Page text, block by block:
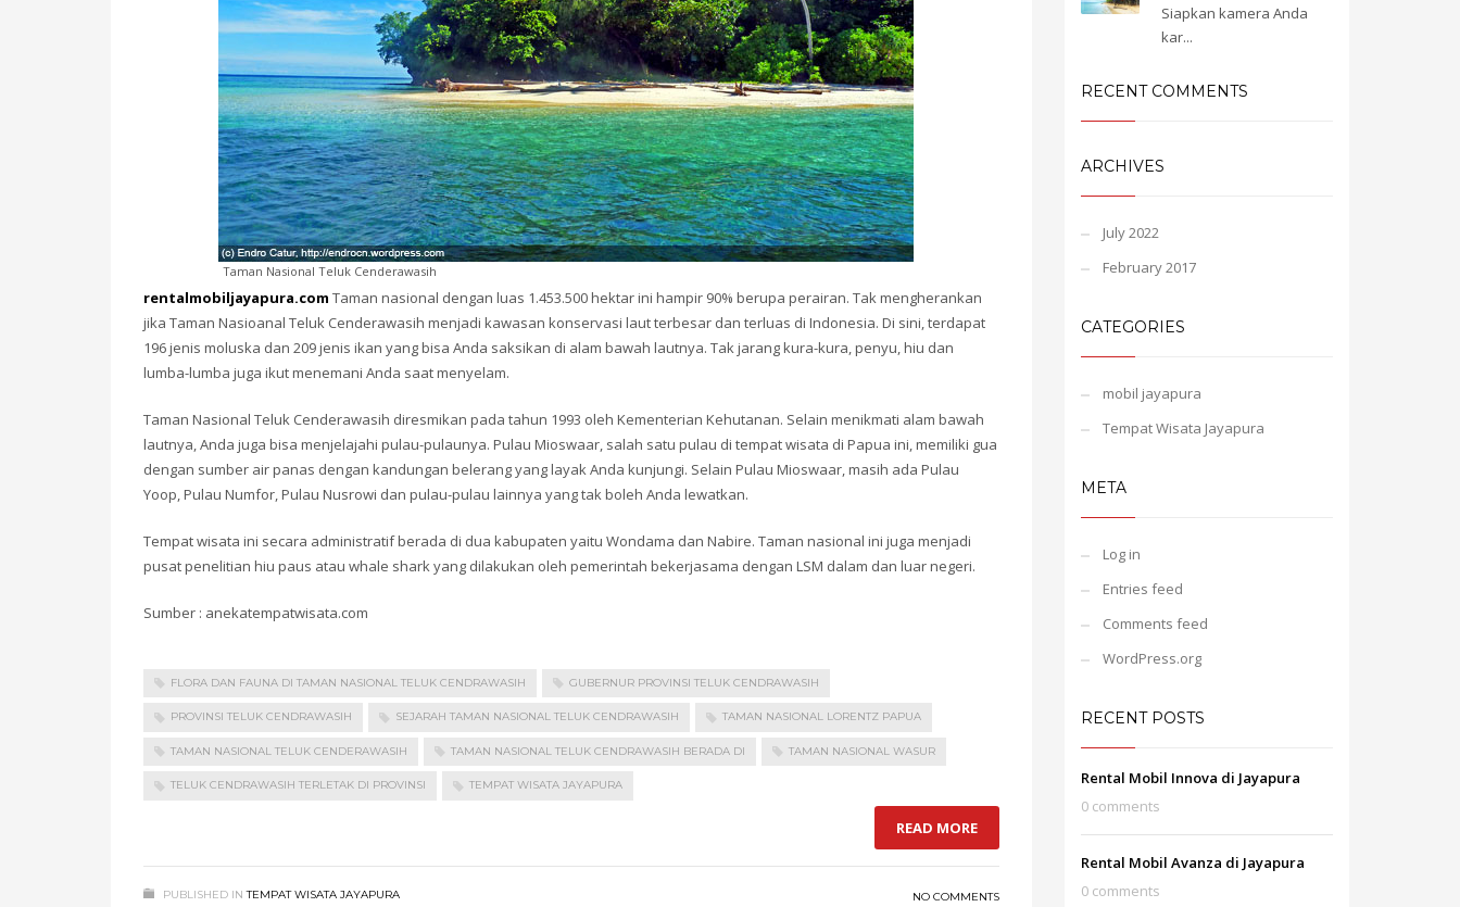
Taman Nasional Teluk Cenderawasih
rentalmobiljayapura.com Taman nasional dengan luas 1.453.500 hektar ini hampir 90% berupa perairan. Tak mengherankan
jika Taman Nasioanal Teluk Cenderawasih menjadi kawasan konservasi laut terbesar dan terluas di Indonesia. Di sini, terdapat
196 jenis moluska dan 209 jenis ikan yang bisa Anda saksikan di alam bawah lautnya. Tak jarang kura-kura, penyu, hiu dan
lumba-lumba juga ikut menemani Anda saat menyelam.
Taman Nasional Teluk Cenderawasih diresmikan pada tahun 1993 oleh Kementerian Kehutanan. Selain menikmati alam bawah
lautnya, Anda juga bisa menjelajahi pulau-pulaunya. Pulau Mioswaar, salah satu pulau di tempat wisata di Papua ini, memiliki gua
dengan sumber air panas dengan kandungan belerang yang layak Anda kunjungi. Selain Pulau Mioswaar, masih ada Pulau
Yoop, Pulau Numfor, Pulau Nusrowi dan pulau-pulau lainnya yang tak boleh Anda lewatkan.
Tempat wisata ini secara administratif berada di dua kabupaten yaitu Wondama dan Nabire. Taman nasional ini juga menjadi
pusat penelitian hiu paus atau whale shark yang dilakukan oleh pemerintah bekerjasama dengan LSM dalam dan luar negeri.
Sumber : anekatempatwisata.com
FLORA DAN FAUNA DI TAMAN NASIONAL TELUK CENDRAWASIH GUBERNUR PROVINSI TELUK CENDRAWASIH
PROVINSI TELUK CENDRAWASIH SEJARAH TAMAN NASIONAL TELUK CENDRAWASIH TAMAN NASIONAL LORENTZ PAPUA
TAMAN NASIONAL TELUK CENDERAWASIH TAMAN NASIONAL TELUK CENDRAWASIH BERADA DI TAMAN NASIONAL WASUR
TELUK CENDRAWASIH TERLETAK DI PROVINSI TEMPAT WISATA JAYAPURA
READ MORE
PUBLISHED IN TEMPAT WISATA JAYAPURA NO COMMENTS
Siapkan kamera Anda
kar...
RECENT COMMENTS
ARCHIVES
July 2022
February 2017
CATEGORIES
mobil jayapura
Tempat Wisata Jayapura
META
Log in
Entries feed
Comments feed
WordPress.org
RECENT POSTS
Rental Mobil Innova di Jayapura
0 comments
Rental Mobil Avanza di Jayapura
0 comments